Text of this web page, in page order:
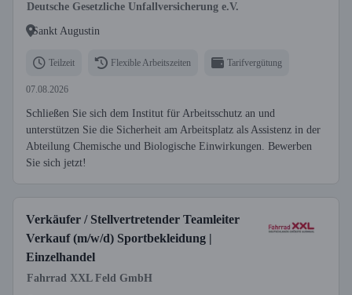
Deutsche Gesetzliche Unfallversicherung e.V.
Sankt Augustin
Teilzeit Flexible Arbeitszeiten Tarifvergütung
07.08.2026
Schließen Sie sich dem Institut für Arbeitsschutz an und
unterstützen Sie die Sicherheit am Arbeitsplatz als Assistenz in der
Abteilung Chemische und Biologische Einwirkungen. Bewerben
Sie sich jetzt!
Verkäufer / Stellvertretender Teamleiter
Verkauf (m/w/d) Sportbekleidung |
Einzelhandel
Fahrrad XXL Feld GmbH